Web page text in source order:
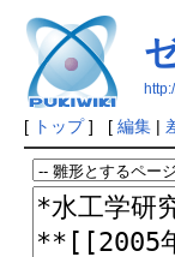
[ トップ] [ 編集|